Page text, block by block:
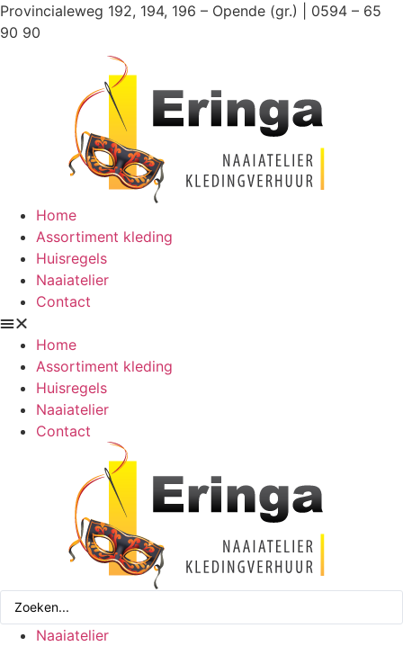
Ga
naar
Provincialeweg 192, 194, 196 – Opende (gr.) | 0594 – 65
90 90
Home
Assortiment kleding
Huisregels
Naaiatelier
Contact
Home
Assortiment kleding
Huisregels
Naaiatelier
Contact
Search
Naaiatelier